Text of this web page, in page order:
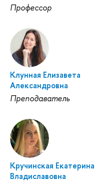
Профессор
Клунная Елизавета
Александровна
Преподаватель
Кручинская Екатерина
Владиславовна